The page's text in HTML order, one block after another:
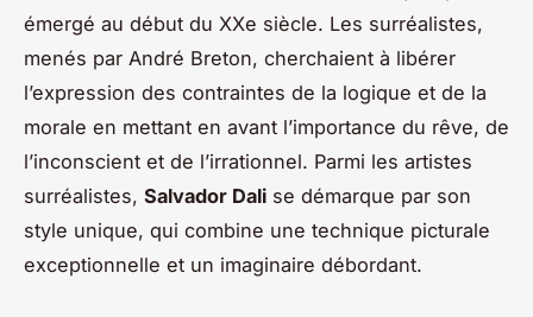
émergé au début du XXe siècle. Les surréalistes,
menés par André Breton, cherchaient à libérer
l’expression des contraintes de la logique et de la
morale en mettant en avant l’importance du rêve, de
l’inconscient et de l’irrationnel. Parmi les artistes
surréalistes, Salvador Dali se démarque par son
style unique, qui combine une technique picturale
exceptionnelle et un imaginaire débordant.